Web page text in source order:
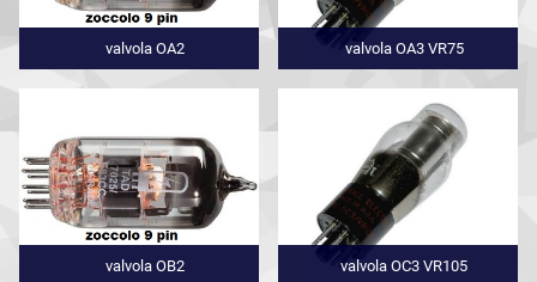
valvola OA2 valvola OA3 VR75
valvola OB2 valvola OC3 VR105